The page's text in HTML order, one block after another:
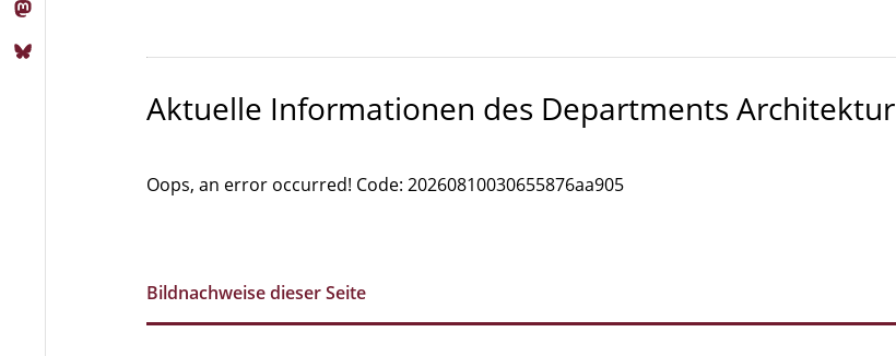
Aktuelle Informationen des Departments Architektur
Oops, an error occurred! Code: 20260810030655876aa905
Bildnachweise dieser Seite